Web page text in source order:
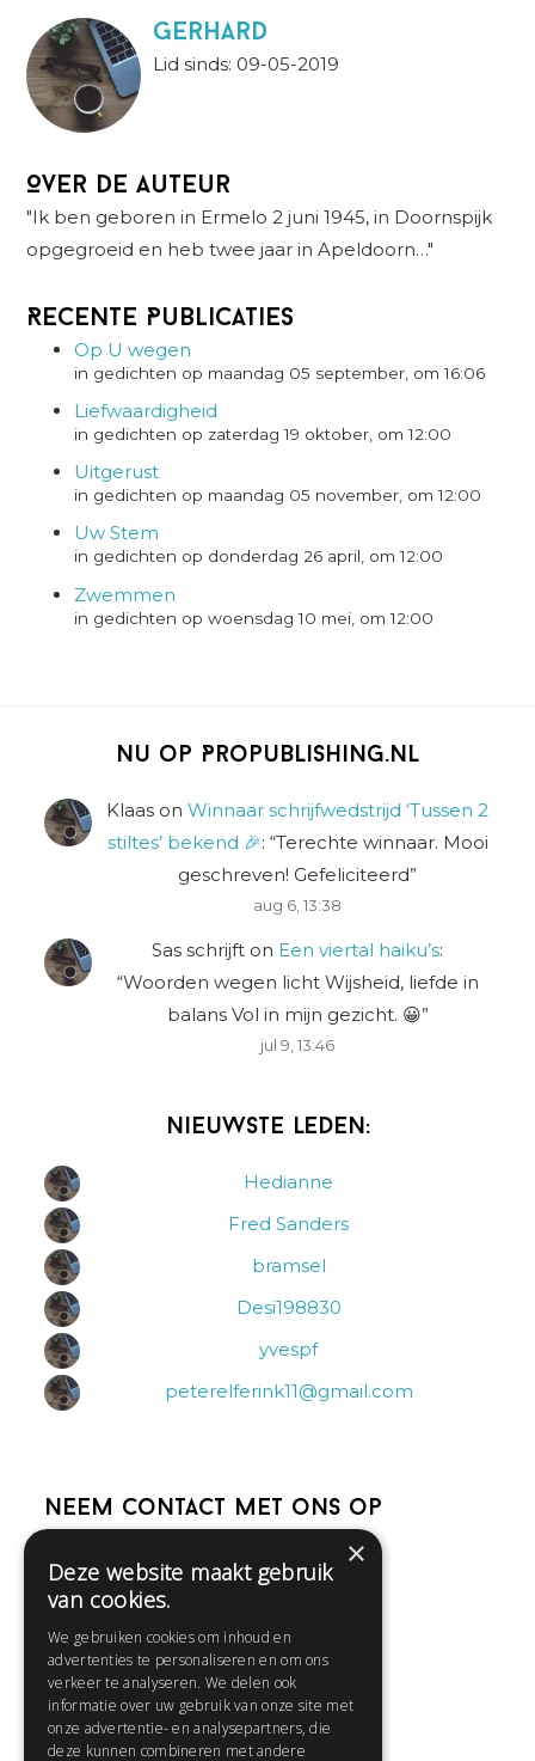
Gerhard
Lid sinds: 09-05-2019
Over de auteur
"Ik ben geboren in Ermelo 2 juni 1945, in Doornspijk
opgegroeid en heb twee jaar in Apeldoorn…"
Recente Publicaties
Op U wegen
in gedichten op maandag 05 september, om 16:06
Liefwaardigheid
in gedichten op zaterdag 19 oktober, om 12:00
Uitgerust
in gedichten op maandag 05 november, om 12:00
Uw Stem
in gedichten op donderdag 26 april, om 12:00
Zwemmen
in gedichten op woensdag 10 mei, om 12:00
Nu op Propublishing.nl
Klaas on Winnaar schrijfwedstrijd ‘Tussen 2
stiltes’ bekend 🎉: “Terechte winnaar. Mooi
geschreven! Gefeliciteerd”
aug 6, 13:38
Sas schrijft on Een viertal haiku’s:
“Woorden wegen licht Wijsheid, liefde in
balans Vol in mijn gezicht. 😀”
jul 9, 13:46
Nieuwste leden:
Hedianne
Fred Sanders
bramsel
Desi198830
yvespf
peterelferink11@gmail.com
Neem contact met ons op
Help
Contact
Huisregels
×
Deze website maakt gebruik
van cookies.
We gebruiken cookies om inhoud en
advertenties te personaliseren en om ons
verkeer te analyseren. We delen ook
informatie over uw gebruik van onze site met
onze advertentie- en analysepartners, die
deze kunnen combineren met andere